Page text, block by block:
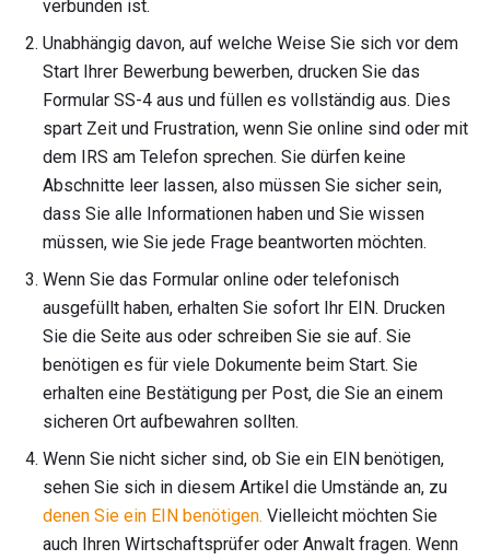
verbunden ist.
Unabhängig davon, auf welche Weise Sie sich vor dem
Start Ihrer Bewerbung bewerben, drucken Sie das
Formular SS-4 aus und füllen es vollständig aus. Dies
spart Zeit und Frustration, wenn Sie online sind oder mit
dem IRS am Telefon sprechen. Sie dürfen keine
Abschnitte leer lassen, also müssen Sie sicher sein,
dass Sie alle Informationen haben und Sie wissen
müssen, wie Sie jede Frage beantworten möchten.
Wenn Sie das Formular online oder telefonisch
ausgefüllt haben, erhalten Sie sofort Ihr EIN. Drucken
Sie die Seite aus oder schreiben Sie sie auf. Sie
benötigen es für viele Dokumente beim Start. Sie
erhalten eine Bestätigung per Post, die Sie an einem
sicheren Ort aufbewahren sollten.
Wenn Sie nicht sicher sind, ob Sie ein EIN benötigen,
sehen Sie sich in diesem Artikel die Umstände an, zu
denen Sie ein EIN benötigen. Vielleicht möchten Sie
auch Ihren Wirtschaftsprüfer oder Anwalt fragen. Wenn